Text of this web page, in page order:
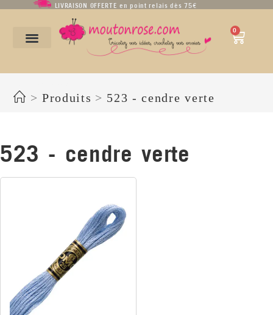
LIVRAISON OFFERTE en point relais dès 75€
0
> Produits > 523 - cendre verte
523 - cendre verte